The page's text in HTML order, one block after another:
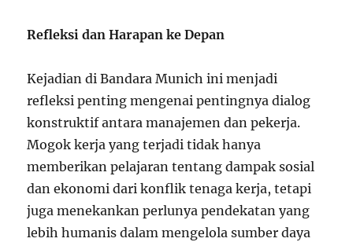
Refleksi dan Harapan ke Depan
Kejadian di Bandara Munich ini menjadi
refleksi penting mengenai pentingnya dialog
konstruktif antara manajemen dan pekerja.
Mogok kerja yang terjadi tidak hanya
memberikan pelajaran tentang dampak sosial
dan ekonomi dari konflik tenaga kerja, tetapi
juga menekankan perlunya pendekatan yang
lebih humanis dalam mengelola sumber daya